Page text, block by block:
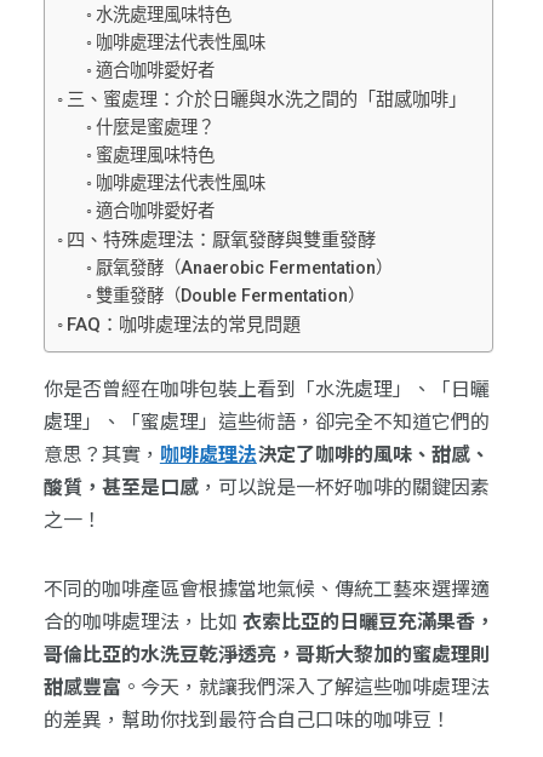
水洗處理風味特色
咖啡處理法代表性風味
適合咖啡愛好者
三、蜜處理：介於日曬與水洗之間的「甜感咖啡」
什麼是蜜處理？
蜜處理風味特色
咖啡處理法代表性風味
適合咖啡愛好者
四、特殊處理法：厭氧發酵與雙重發酵
厭氧發酵（Anaerobic Fermentation）
雙重發酵（Double Fermentation）
FAQ：咖啡處理法的常見問題
你是否曾經在咖啡包裝上看到「水洗處理」、「日曬
處理」、「蜜處理」這些術語，卻完全不知道它們的
意思？其實， 咖啡處理法決定了咖啡的風味、甜感、
酸質，甚至是口感，可以說是一杯好咖啡的關鍵因素
之一！
不同的咖啡產區會根據當地氣候、傳統工藝來選擇適
合的咖啡處理法，比如 衣索比亞的日曬豆充滿果香，
哥倫比亞的水洗豆乾淨透亮，哥斯大黎加的蜜處理則
甜感豐富 。今天，就讓我們深入了解這些咖啡處理法
的差異，幫助你找到最符合自己口味的咖啡豆！